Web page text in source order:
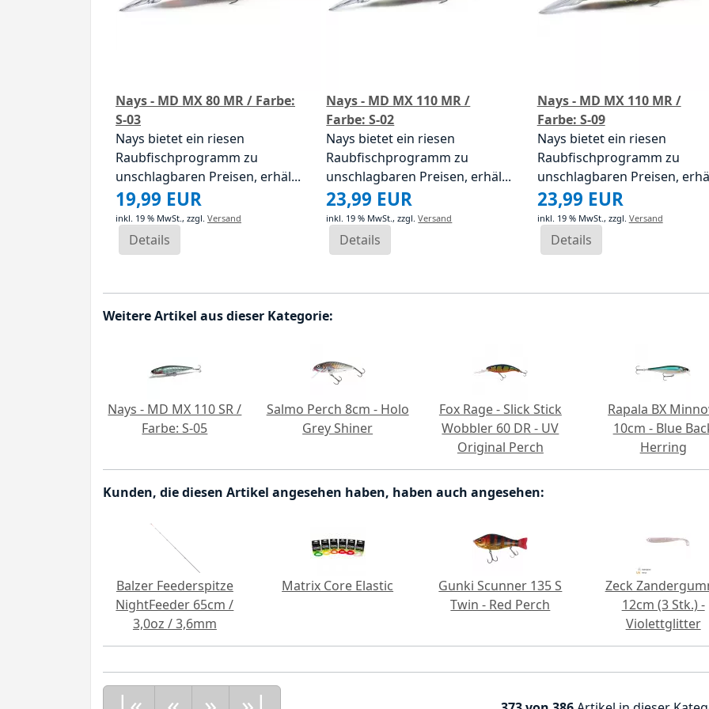
Nays - MD MX 80 MR / Farbe:
S-03
Nays bietet ein riesen
Raubfischprogramm zu
unschlagbaren Preisen, erhäl...
19,99 EUR
inkl. 19 % MwSt., zzgl. Versand
Details
Nays - MD MX 110 MR /
Farbe: S-02
Nays bietet ein riesen
Raubfischprogramm zu
unschlagbaren Preisen, erhäl...
23,99 EUR
inkl. 19 % MwSt., zzgl.Versand
Details
Nays - MD MX 110 MR /
Farbe: S-09
Nays bietet ein riesen
Raubfischprogramm zu
unschlagbaren Preisen,
23,99 EUR
inkl. 19 % MwSt., zzgl. Versand
Details
Weitere Artikel aus dieser Kategorie:
Nays - MD MX 110 SR /
Farbe: S-05
Salmo Perch 8cm - Holo
Grey Shiner
Fox Rage - Slick Stick
Wobbler 60 DR - UV
Original Perch
Rapala BX
10cm - Blue
Herring
Kunden, die diesen Artikel angesehen haben, haben auch angesehen:
Balzer Feederspitze
NightFeeder 65cm /
3,0oz / 3,6mm
Matrix Core Elastic
Gunki Scunner 135 S
Twin - Red Perch
Zeck
12cm (3 Stk.) -
Violettglitter